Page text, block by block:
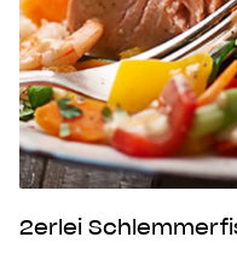
2erlei